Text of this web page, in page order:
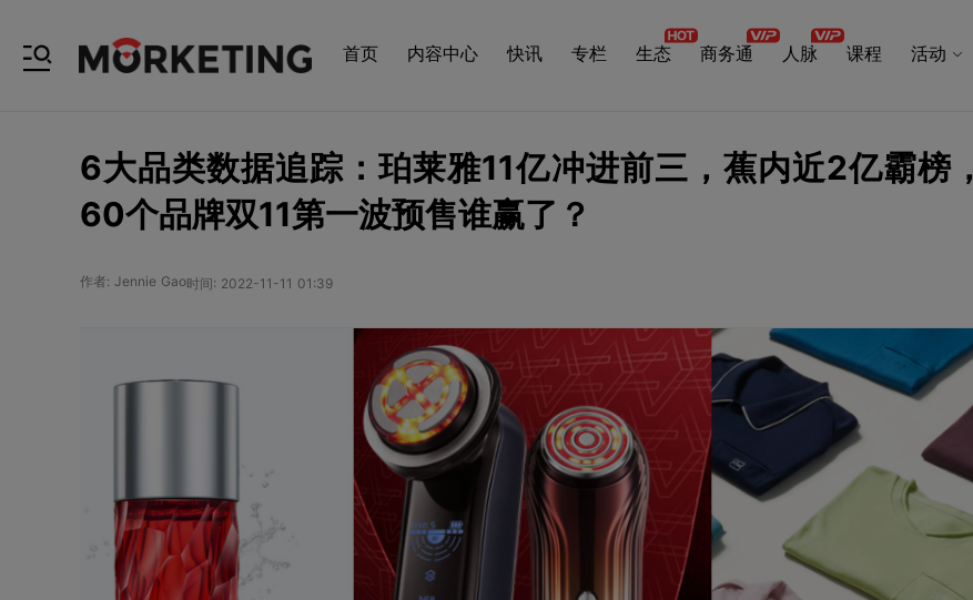
首页 内容中心 快讯 专栏 生态 商务通 人脉 课程 活动
6大品类数据追踪：珀莱雅11亿冲进前三，蕉内近2亿霸榜，
60个品牌双11第一波预售谁赢了？
作者: Jennie Gao时间: 2022-11-11 01:39